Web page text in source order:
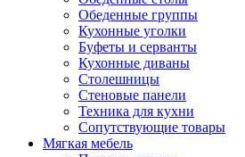
Обеденные группы
Кухонные уголки
Буфеты и серванты
Кухонные диваны
Столешницы
Стеновые панели
Техника для кухни
Сопутствующие товары
Мягкая мебель